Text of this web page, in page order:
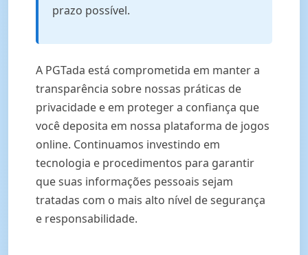
prazo possível.
A PGTada está comprometida em manter a
transparência sobre nossas práticas de
privacidade e em proteger a confiança que
você deposita em nossa plataforma de jogos
online. Continuamos investindo em
tecnologia e procedimentos para garantir
que suas informações pessoais sejam
tratadas com o mais alto nível de segurança
e responsabilidade.